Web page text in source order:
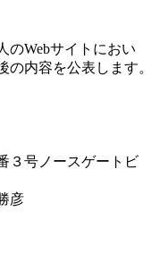
のWebサイトにおい
内容を公表します。
３号ノースゲートビ
彦